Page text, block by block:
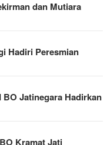
dan Mutiara
Hadiri Peresmian
BO Jatinegara Hadirkan